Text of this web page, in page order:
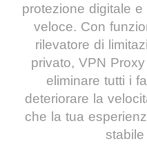
protezione digitale
veloce. Con
rilevatore di
privato, VPN
eliminare tutti i
deteriorare la
che la tua